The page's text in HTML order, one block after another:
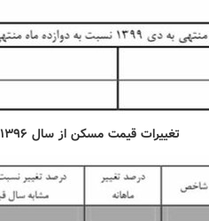
تغییرات قیمت مسکن از سال ۱۳۹۶